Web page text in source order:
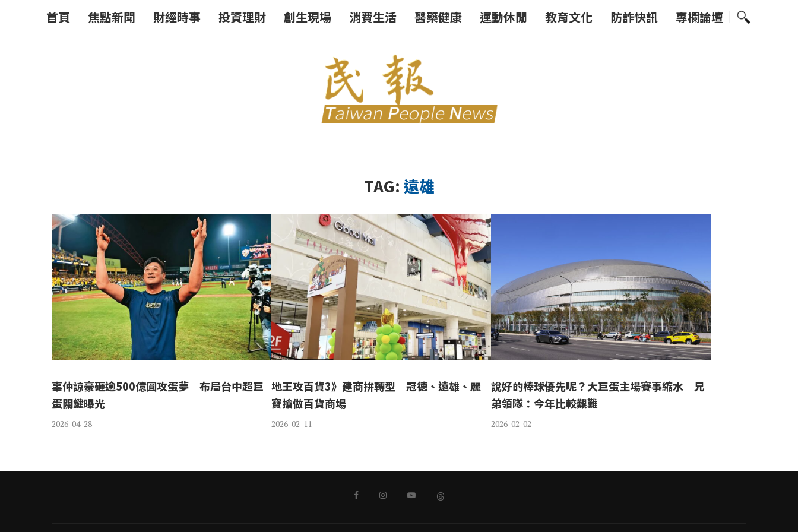
首頁 焦點新聞 財經時事 投資理財 創生現場 消費生活 醫藥健康 運動休閒 教育文化 防詐快訊 專欄論壇
TAG: 遠雄
辜仲諒豪砸逾500億圓攻蛋夢 布局台中超巨
蛋關鍵曝光
2026-04-28
地王攻百貨3》建商拚轉型 冠德、遠雄、麗
寶搶做百貨商場
2026-02-11
說好的棒球優先呢？大巨蛋主場賽事縮水 兄
弟領隊：今年比較艱難
2026-02-02